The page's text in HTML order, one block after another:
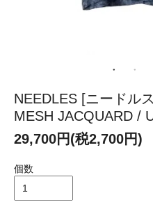
NEEDLES [ニードル
MESH JACQUARD /
29,700円(税2,700円)
個数